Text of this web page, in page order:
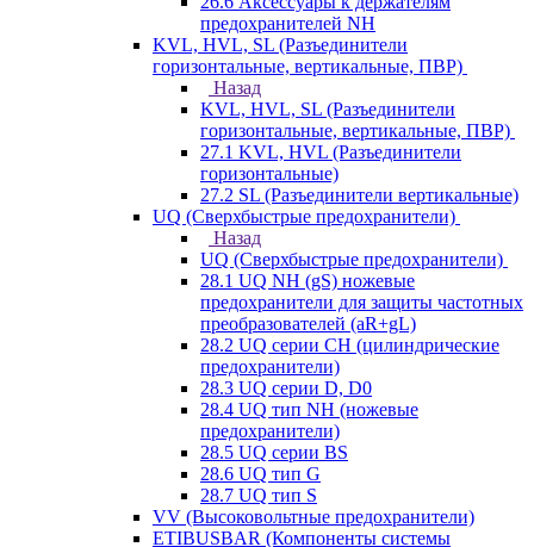
предохранителей NH
KVL, HVL, SL (Разъединители
горизонтальные, вертикальные, ПВР)
Назад
KVL, HVL, SL (Разъединители
горизонтальные, вертикальные, ПВР)
27.1 KVL, HVL (Разъединители
горизонтальные)
27.2 SL (Разъединители вертикальные)
UQ (Сверхбыстрые предохранители)
Назад
UQ (Сверхбыстрые предохранители)
28.1 UQ NH (gS) ножевые
предохранители для защиты частотных
преобразователей (aR+gL)
28.2 UQ серии CH (цилиндрические
предохранители)
28.3 UQ серии D, D0
28.4 UQ тип NH (ножевые
предохранители)
28.5 UQ серии BS
28.6 UQ тип G
28.7 UQ тип S
VV (Высоковольтные предохранители)
ETIBUSBAR (Компоненты системы